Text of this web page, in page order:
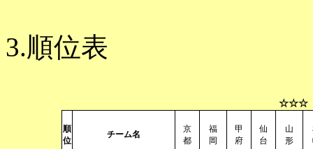
3.順位表
☆☆☆
順
位
チーム名
京
都
福
岡
甲
府
仙
台
山
形